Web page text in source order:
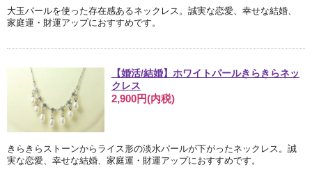
大玉パールを使った存在感あるネックレス。誠実な恋愛、幸せな結婚、
家庭運・財運アップにおすすめです。
【婚活/結婚】ホワイトパールきらきらネッ
クレス
2,900円(内税)
きらきらストーンからライス形の淡水パールが下がったネックレス。誠
実な恋愛、幸せな結婚、家庭運・財運アップにおすすめです。